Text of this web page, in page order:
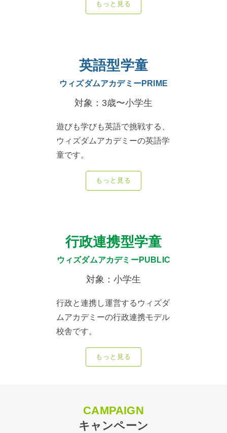
もっと見る
英語型学童
ウィズダムアカデミーPRIME
対象：3歳〜小学生
遊びも学びも英語で挑戦する、
ウィズダムアカデミーの英語学
童です。
もっと見る
行政連携型学童
ウィズダムアカデミーPUBLIC
対象：小学生
行政と連携し運営するウィズダ
ムアカデミーの行政連携モデル
校舎です。
もっと見る
CAMPAIGN
キャンペーン